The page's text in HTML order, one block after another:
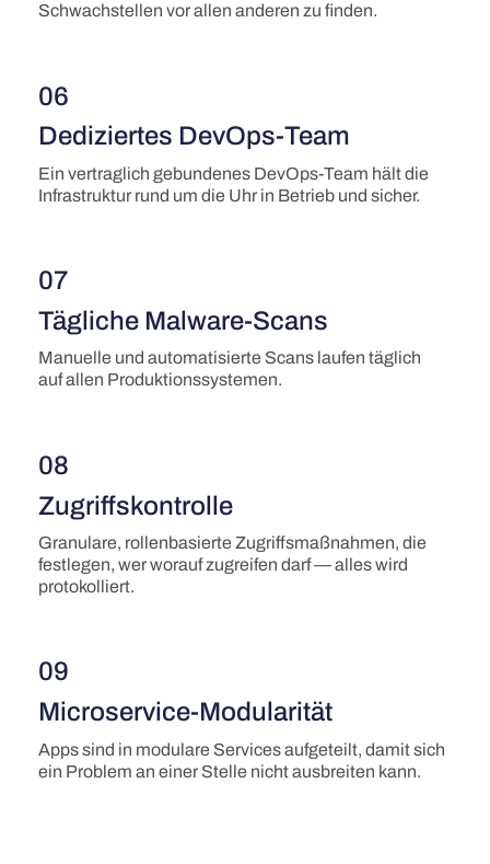
Schwachstellen vor allen anderen zu finden.
06
Dediziertes DevOps-Team
Ein vertraglich gebundenes DevOps-Team hält die
Infrastruktur rund um die Uhr in Betrieb und sicher.
07
Tägliche Malware-Scans
Manuelle und automatisierte Scans laufen täglich
auf allen Produktionssystemen.
08
Zugriffskontrolle
Granulare, rollenbasierte Zugriffsmaßnahmen, die
festlegen, wer worauf zugreifen darf — alles wird
protokolliert.
09
Microservice-Modularität
Apps sind in modulare Services aufgeteilt, damit sich
ein Problem an einer Stelle nicht ausbreiten kann.